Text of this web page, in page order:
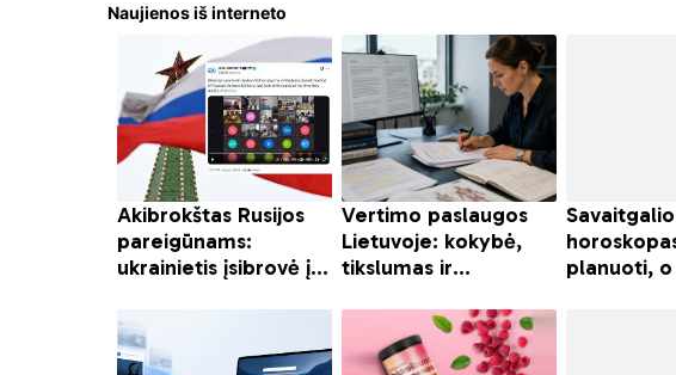
Naujienos iš interneto